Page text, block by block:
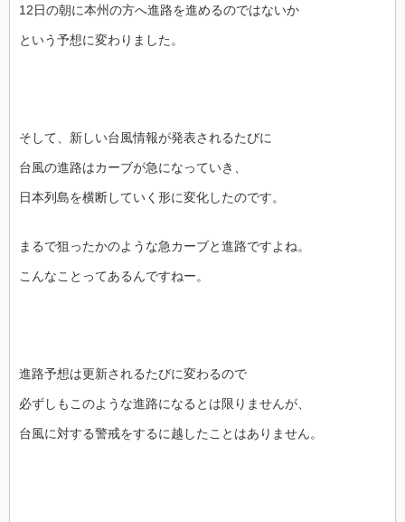
12日の朝に本州の方へ進路を進めるのではないか
という予想に変わりました。
そして、新しい台風情報が発表されるたびに
台風の進路はカーブが急になっていき、
日本列島を横断していく形に変化したのです。
まるで狙ったかのような急カーブと進路ですよね。
こんなことってあるんですねー。
進路予想は更新されるたびに変わるので
必ずしもこのような進路になるとは限りませんが、
台風に対する警戒をするに越したことはありません。